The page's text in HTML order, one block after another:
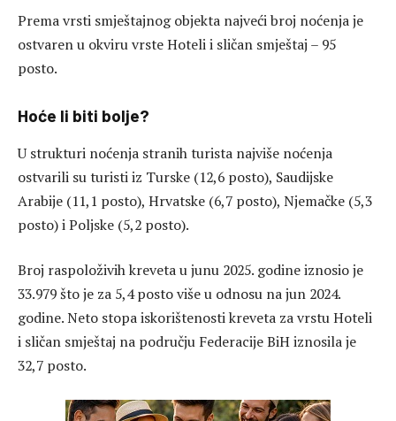
Prema vrsti smještajnog objekta najveći broj noćenja je
ostvaren u okviru vrste Hoteli i sličan smještaj – 95
posto.
Hoće li biti bolje?
U strukturi noćenja stranih turista najviše noćenja
ostvarili su turisti iz Turske (12,6 posto), Saudijske
Arabije (11,1 posto), Hrvatske (6,7 posto), Njemačke (5,3
posto) i Poljske (5,2 posto).
Broj raspoloživih kreveta u junu 2025. godine iznosio je
33.979 što je za 5,4 posto više u odnosu na jun 2024.
godine. Neto stopa iskorištenosti kreveta za vrstu Hoteli
i sličan smještaj na području Federacije BiH iznosila je
32,7 posto.